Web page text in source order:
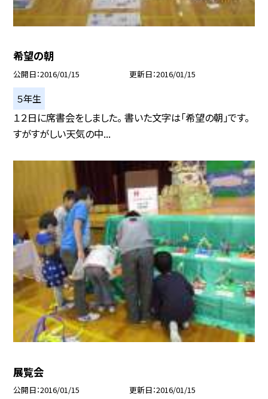
希望の朝
公開日 2016/01/15 更新日 2016/01/15
５年生
１２日に席書会をしました。 書いた文字は「希望の朝」です。
すがすがしい天気の中...
展覧会
公開日 2016/01/15 更新日 2016/01/15